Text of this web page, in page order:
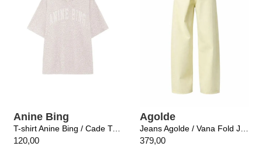
Anine Bing
T-shirt Anine Bing / Cade Tee Washed White Leopard
120,00
Agolde
379,00